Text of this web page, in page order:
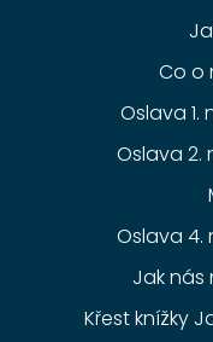
Co o
Oslava 1.
Oslava 2.
Oslava 4.
Jak nás
Křest knížky